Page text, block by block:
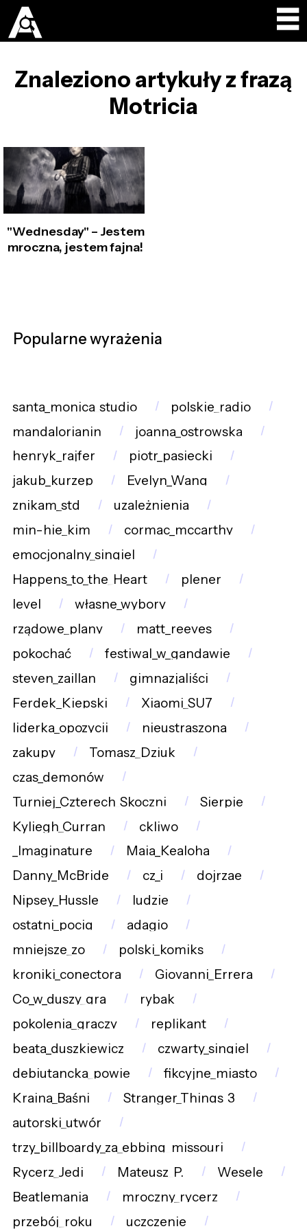
Znaleziono artykuły z frazą
Motricia
"Wednesday" – Jestem
mroczna, jestem fajna!
Popularne wyrażenia
santa_monica_studio
polskie_radio
mandalorianin
joanna_ostrowska
henryk_rajfer
piotr_pasiecki
jakub_kurzep
Evelyn_Wang
znikam_std
uzależnienia
min-hie_kim
cormac_mccarthy
emocjonalny_singiel
Happens_to_the_Heart
plener
level
własne_wybory
rządowe_plany
matt_reeves
pokochać
festiwal_w_gandawie
steven_zaillan
gimnazjaliści
Ferdek_Kiepski
Xiaomi_SU7
liderka_opozycji
nieustraszona
zakupy
Tomasz_Dziuk
czas_demonów
Turniej_Czterech_Skoczni
Sierpie
Kyliegh_Curran
ckliwo
_Imaginature
Maia_Kealoha
Danny_McBride
cz_i
dojrzae
Nipsey_Hussle
ludzie
ostatni_pocig
adagio
mniejsze_zo
polski_komiks
kroniki_conectora
Giovanni_Errera
Co_w_duszy_gra
rybak
pokolenia_graczy
replikant
beata_duszkiewicz
czwarty_singiel
debiutancka_powie
fikcyjne_miasto
Kraina_Baśni
Stranger_Things_3
autorski_utwór
trzy_billboardy_za_ebbing_missouri
Rycerz_Jedi
Mateusz_P.
Wesele
Beatlemania
mroczny_rycerz
przebój_roku
uczczenie